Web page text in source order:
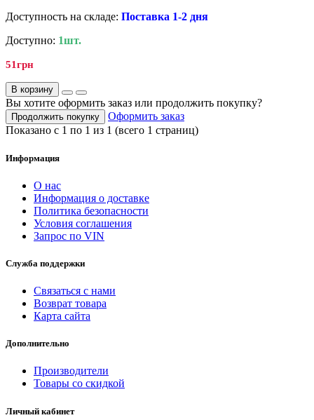
Доступность на складе: Поставка 1-2 дня
Доступно: 1шт.
51грн
В корзину
Вы хотите оформить заказ или продолжить покупку?
Продолжить покупку
Оформить заказ
Показано с 1 по 1 из 1 (всего 1 страниц)
Информация
О нас
Информация о доставке
Политика безопасности
Условия соглашения
Запрос по VIN
Служба поддержки
Связаться с нами
Возврат товара
Карта сайта
Дополнительно
Производители
Товары со скидкой
Личный кабинет